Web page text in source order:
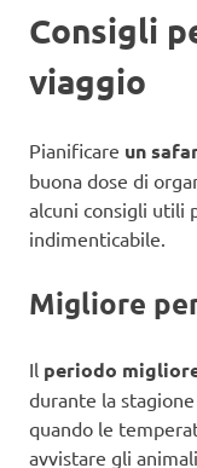
Consigli
viaggio
Pianificare un
buona dose di
alcuni consigli utili
indimenticabile.
Migliore
Il periodo
durante la
quando le
avvistare gli